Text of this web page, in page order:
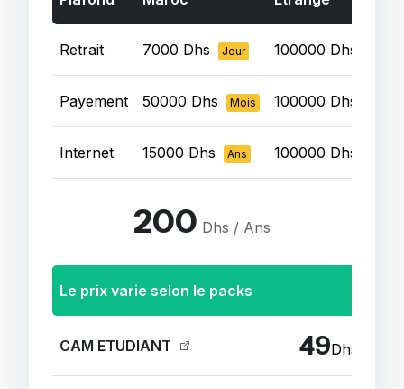
Retrait 7000 Dhs Jour 100000 Dhs
Payement 50000 Dhs Mois 100000 Dhs
Internet 15000 Dhs Ans 100000 Dhs
200 Dhs / Ans
Le prix varie selon le packs
CAM ETUDIANT 49Dhs / Ans